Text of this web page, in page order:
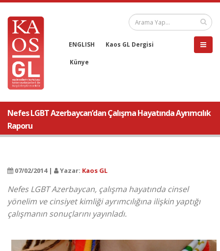
ENGLISH Kaos GL Dergisi
Künye
Nefes LGBT Azerbaycan’dan Çalışma Hayatında Ayrımcılık
Raporu
07/02/2014 | Yazar: Kaos GL
Nefes LGBT Azerbaycan, çalışma hayatında cinsel
yönelim ve cinsiyet kimliği ayrımcılığına ilişkin yaptığı
çalışmanın sonuçlarını yayınladı.